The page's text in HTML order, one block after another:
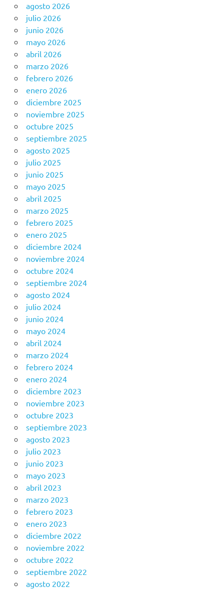
agosto 2026
julio 2026
junio 2026
mayo 2026
abril 2026
marzo 2026
febrero 2026
enero 2026
diciembre 2025
noviembre 2025
octubre 2025
septiembre 2025
agosto 2025
julio 2025
junio 2025
mayo 2025
abril 2025
marzo 2025
febrero 2025
enero 2025
diciembre 2024
noviembre 2024
octubre 2024
septiembre 2024
agosto 2024
julio 2024
junio 2024
mayo 2024
abril 2024
marzo 2024
febrero 2024
enero 2024
diciembre 2023
noviembre 2023
octubre 2023
septiembre 2023
agosto 2023
julio 2023
junio 2023
mayo 2023
abril 2023
marzo 2023
febrero 2023
enero 2023
diciembre 2022
noviembre 2022
octubre 2022
septiembre 2022
agosto 2022